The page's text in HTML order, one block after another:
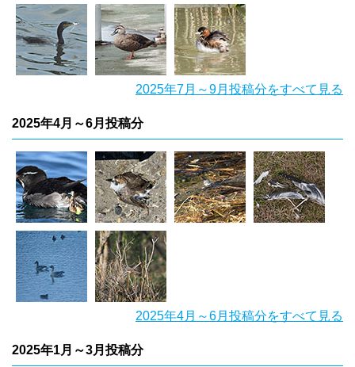
2025年7月～9月投稿分をすべて見る
2025年4月～6月投稿分
2025年4月～6月投稿分をすべて見る
2025年1月～3月投稿分